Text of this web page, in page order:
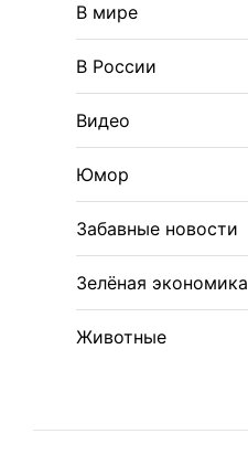
В мире
В России
Видео
Юмор
Забавные новости
Зелёная экономика
Животные